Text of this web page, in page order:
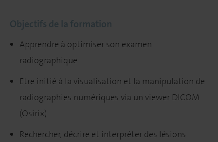
Objectifs de la formation
Apprendre à optimiser son examen
radiographique
Etre initié à la visualisation et la manipulation de
radiographies numériques via un viewer DICOM
(Osirix)
Rechercher, décrire et interpréter des lésions